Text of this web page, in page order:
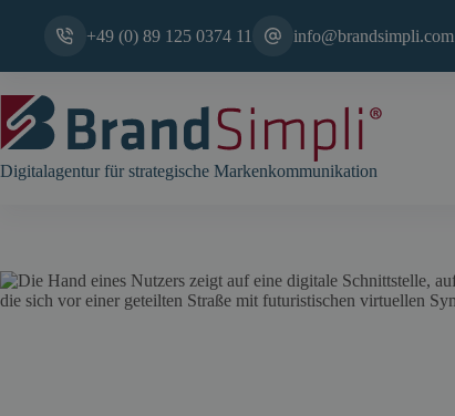
+49 (0) 89 125 0374 11 info@brandsimpli.com
Digitalagentur für strategische Markenkommunikation